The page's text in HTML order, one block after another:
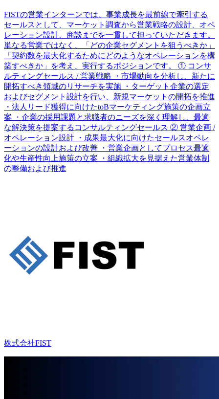
FISTの営業インターンでは、事業成長を最前線で牽引する
セールスとして、マーケット調査から営業戦略の設計、オペ
レーション設計、商談までを一貫して担っていただきます。
単なる営業ではなく、「どの企業セグメントを狙うべきか」
「契約数を最大化するためにどのようなオペレーションを構
築すべきか」を考え、実行するポジションです。 ① コンサ
ルティングセールス / 営業戦略 ・市場動向を分析し、新たに
開拓すべき領域のリサーチを実施 ・ターゲット企業の選定
およびセグメント設計を行い、新規マーケットの開拓を推進
・法人リード獲得に向けたtoBマーケティング施策の企画立
案 ・企業の採用課題と求職者のニーズを深く理解し、最適
な解決策を提案するコンサルティングセールス ② 営業企画 /
オペレーション設計 ・成果最大化に向けたセールスオペレ
ーションの設計および改善 ・営業企画としてプロセス最適
化や生産性向上施策の立案 ・組織拡大を見据えた営業体制
の整備および推進
株式会社FIST